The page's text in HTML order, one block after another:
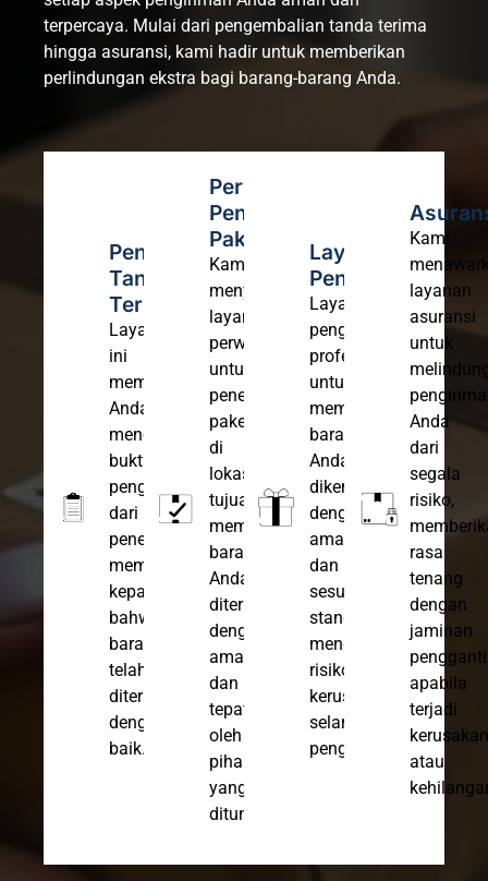
terpercaya. Mulai dari pengembalian tanda terima
hingga asuransi, kami hadir untuk memberikan
perlindungan ekstra bagi barang-barang Anda.
Pengembalian
Tanda
Terima
Layanan
ini
memastikan
Anda
menerima
bukti
pengiriman
dari
penerima,
memberikan
kepastian
bahwa
barang
telah
diterima
dengan
baik.
Perwakilan
Penerimaan
Paket
Kami
menyediakan
layanan
perwakilan
untuk
penerimaan
paket
di
lokasi
tujuan,
memastikan
barang
Anda
diterima
dengan
aman
dan
tepat
oleh
pihak
yang
ditunjuk.
Layanan
Pengemasan
Layanan
pengemasan
profesional
untuk
memastikan
barang
Anda
dikemas
dengan
aman
dan
sesuai
standar,
mengurangi
risiko
kerusakan
selama
pengiriman.
Kami
layanan
asuransi
untuk
Anda
dari
segala
risiko,
rasa
tenang
dengan
jaminan
apabila
terjadi
atau